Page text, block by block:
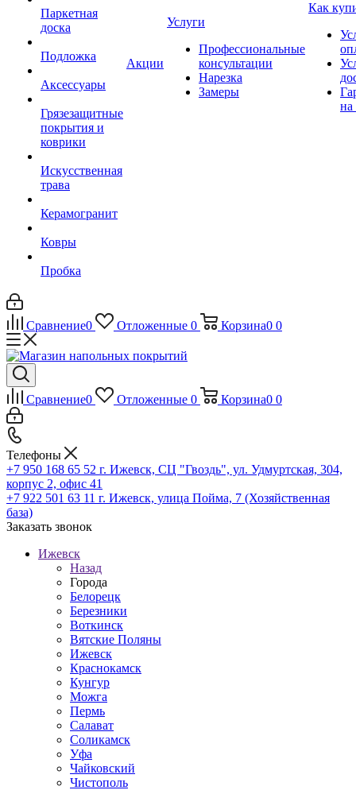
Паркетная
доска
Подложка
Аксессуары
Грязезащитные
покрытия и
коврики
Искусственная
трава
Керамогранит
Ковры
Пробка
Акции
Услуги
Профессиональные
консультации
Нарезка
Замеры
Как
на
Сравнение0 Отложенные 0 Корзина0 0
Сравнение0 Отложенные 0 Корзина0 0
Телефоны
+7 950 168 65 52 г. Ижевск, СЦ "Гвоздь", ул. Удмуртская, 304,
корпус 2, офис 41
+7 922 501 63 11 г. Ижевск, улица Пойма, 7 (Хозяйственная
база)
Заказать звонок
Ижевск
Назад
Города
Белорецк
Березники
Воткинск
Вятские Поляны
Ижевск
Краснокамск
Кунгур
Можга
Пермь
Салават
Соликамск
Уфа
Чайковский
Чистополь